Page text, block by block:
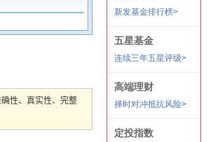
性、真实性、完整